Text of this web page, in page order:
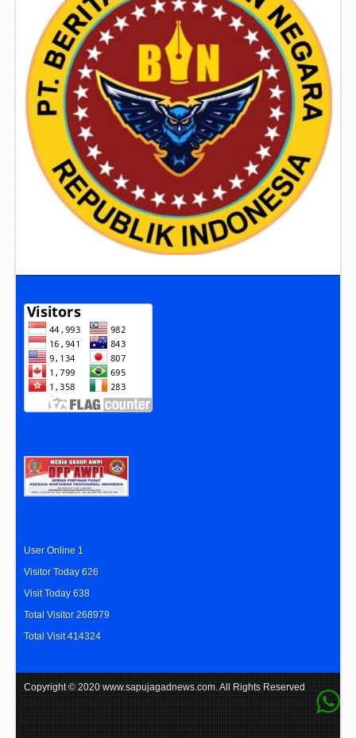
User Online 1
Visitor Today 626
Visit Today 638
Total Visitor 268979
Total Visit 414324
Copyright © 2020 www.sapujagadnews.com. All Rights Reserved